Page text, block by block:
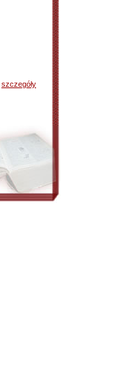
szczegóły